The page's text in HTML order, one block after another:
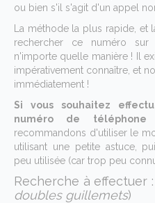
ou bien s'il s'agit d'un appel
La méthode la plus rapide,
rechercher ce numéro
n'importe quelle manière ! Il
impérativement connaître, et
immédiatement !
Si vous souhaitez
numéro de téléphone
recommandons d'utiliser le
utilisant une petite astuce,
peu utilisée (car trop peu
Recherche à effectuer :
doubles guillemets)